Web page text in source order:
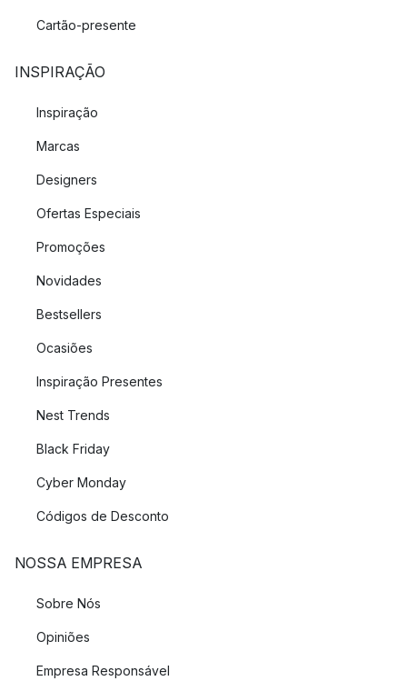
Cartão-presente
INSPIRAÇÃO
Inspiração
Marcas
Designers
Ofertas Especiais
Promoções
Novidades
Bestsellers
Ocasiões
Inspiração Presentes
Nest Trends
Black Friday
Cyber Monday
Códigos de Desconto
NOSSA EMPRESA
Sobre Nós
Opiniões
Empresa Responsável